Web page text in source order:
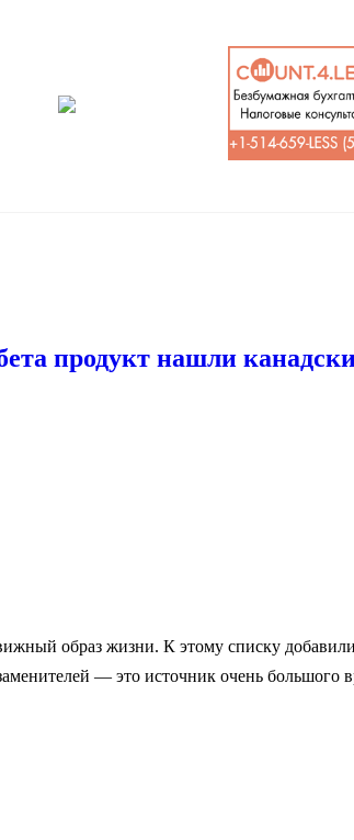
продукт нашли
образ жизни. К этому списку
— это источник очень